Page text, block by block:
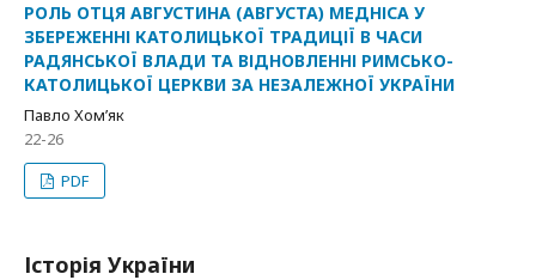
РОЛЬ ОТЦЯ АВГУСТИНА (АВГУСТА) МЕДНІСА У
ЗБЕРЕЖЕННІ КАТОЛИЦЬКОЇ ТРАДИЦІЇ В ЧАСИ
РАДЯНСЬКОЇ ВЛАДИ ТА ВІДНОВЛЕННІ РИМСЬКО-
КАТОЛИЦЬКОЇ ЦЕРКВИ ЗА НЕЗАЛЕЖНОЇ УКРАЇНИ
Павло Хом’як
22-26
PDF
Історія України